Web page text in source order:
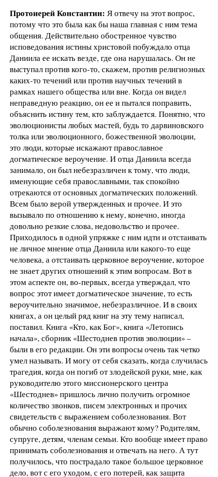
Протоиерей Константин: Я отвечу на этот вопрос,
потому что это была как бы наша главная с ним тема
общения. Действительно обостренное чувство
исповедования истины христовой побуждало отца
Даниила ее искать везде, где она нарушалась. Он не
выступал против кого-то, скажем, против религиозных
каких-то течений или против научных течений в
рамках нашего общества или вне. Когда он видел
неправедную реакцию, он ее и пытался поправить,
объяснить истину тем, кто заблуждается. Понятно, что
эволюционисты любых мастей, будь то дарвиновского
толка или эволюционного, божественной эволюции,
это люди, которые искажают православное
догматическое вероучение. И отца Даниила всегда
занимало, он был небезразличен к тому, что люди,
именующие себя православными, так спокойно
отрекаются от основных догматических положений.
Всем было верой утвержденных и прочее. И это
вызывало по отношению к нему, конечно, иногда
довольно резкие слова, недовольство и прочее.
Приходилось в одной упряжке с ним идти и отстаивать
не личное мнение отца Даниила или какого-то еще
человека, а отстаивать церковное вероучение, которое
не знает других отношений к этим вопросам. Вот в
этом аспекте он, во-первых, всегда утверждал, что
вопрос этот имеет догматическое значение, то есть
вероучительно значимое, небезразличное. И в своих
книгах, а он целый ряд книг на эту тему написал,
поставил. Книга «Кто, как Бог», книга «Летопись
начала», сборник «Шестоднев против эволюции» –
были в его редакции. Он эти вопросы очень так четко
умел называть. И могу от себя сказать, когда случилась
трагедия, когда он погиб от злодейской руки, мне, как
руководителю этого миссионерского центра
«Шестоднев» пришлось лично получить огромное
количество звонков, писем электронных и прочих
свидетельств с выражением соболезнования. Вот
обычно соболезнования выражают кому? Родителям,
супруге, детям, членам семьи. Кто вообще имеет право
принимать соболезнования и отвечать на него. А тут
получилось, что пострадало такое большое церковное
дело, вот с его уходом, с его потерей, как защита